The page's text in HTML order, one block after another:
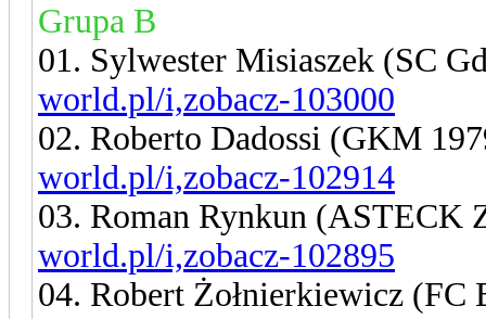
Grupa B
01. Sylwester Misiaszek (SC
world.pl/i,zobacz-103000
02. Roberto Dadossi (GKM
world.pl/i,zobacz-102914
03. Roman Rynkun (ASTECK
world.pl/i,zobacz-102895
04. Robert Żołnierkiewicz